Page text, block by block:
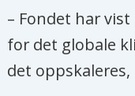
– Fondet har
for det globale
det